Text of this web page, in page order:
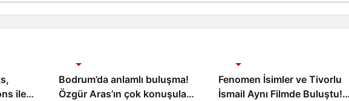
ile
Bodrum’da anlamlı buluşma!
Özgür Aras’ın çok konuşulan
Fenomen İsimler ve Tivorlu
İsmail Aynı Filmde Buluştu!